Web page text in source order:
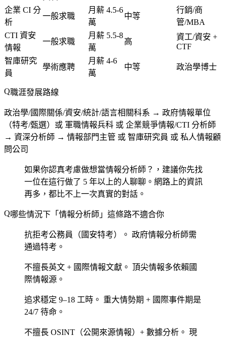
企業 CI 分
析
一般求職
月薪 4.5-6
萬
中等
行銷/商
管/MBA
CTI 資安
情報
一般求職
月薪 5.5-8
萬
高
資工/資安 +
CTF
智庫研究
員
學術應聘
月薪 4-6
萬
中等 政治學博士
職涯發展路線
政治學/國際關係/資安/統計/語言相關科系 → 政府情報單位
（特考/甄選）或 軍職情報兵科 或 企業競爭情報/CTI 分析師
→ 資深分析師 → 情報部門主管 或 智庫研究員 或 私人情報顧
問公司
如果你認真考慮做想當情報分析師？，建議你先找
一位在這行做了 5 年以上的人聊聊。網路上的資訊
再多，都比不上一次真實的對話。
哪些情況下「情報分析師」這條路不適合你
抗拒考公務員（國安特考）。 政府情報分析師需
通過特考。
不擅長英文 + 國際情報文獻。 頂尖情報多依賴國
際情報源。
追求穩定 9–18 工時。 重大情勢期 + 國際事件期是
24/7 待命。
不擅長 OSINT（公開來源情報）+ 數據分析。 現